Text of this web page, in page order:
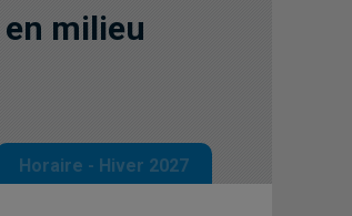
milieu
Horaire - Hiver 2027